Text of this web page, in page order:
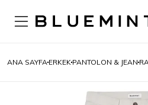
ANA SAYFA ERKEK PANTOLON & JEAN